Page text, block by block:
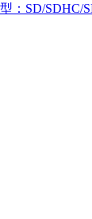
：SD/SDHC/